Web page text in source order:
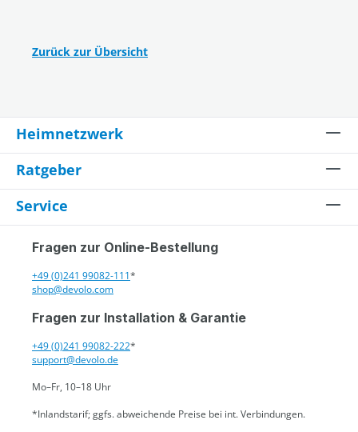
Zurück zur Übersicht
Heimnetzwerk
Ratgeber
Service
Fragen zur Online-Bestellung
+49 (0)241 99082-111*
shop@devolo.com
Fragen zur Installation & Garantie
+49 (0)241 99082-222*
support@devolo.de
Mo–Fr, 10–18 Uhr
*Inlandstarif; ggfs. abweichende Preise bei int. Verbindungen.